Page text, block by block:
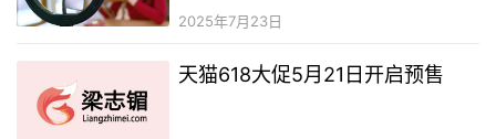
2025年7月23日
天猫618大促5月21日开启预售